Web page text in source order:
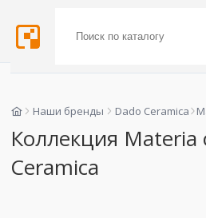
Наши бренды Dado Ceramica
Коллекция Materia
Ceramica